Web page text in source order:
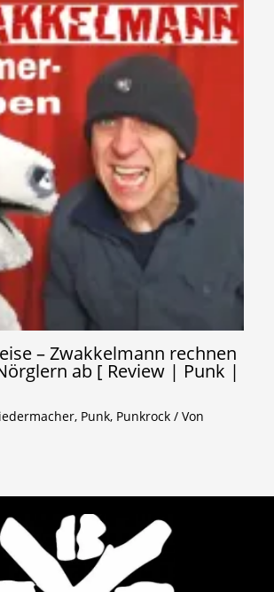
– Zwakkelmann rechnen
ab [ Review | Punk |
, Punk, Punkrock / Von